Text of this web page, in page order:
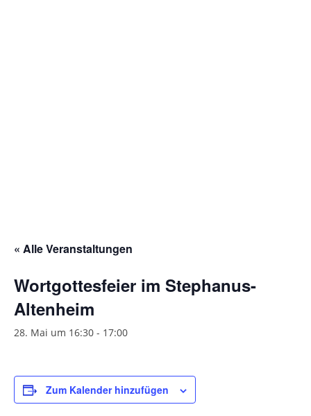
Kirchen
Münstergalerie
Kirchenrenovierung
Pfarrzentrum
Geschichte
« Alle Veranstaltungen
Wortgottesfeier im Stephanus-
Altenheim
28. Mai um 16:30 - 17:00
Zum Kalender hinzufügen